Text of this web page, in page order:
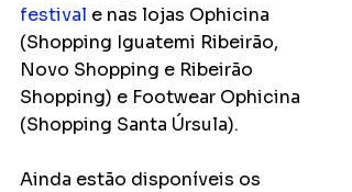
festival e nas lojas Ophicina
(Shopping Iguatemi Ribeirão,
Novo Shopping e Ribeirão
Shopping) e Footwear Ophicina
(Shopping Santa Úrsula).
Ainda estão disponíveis os